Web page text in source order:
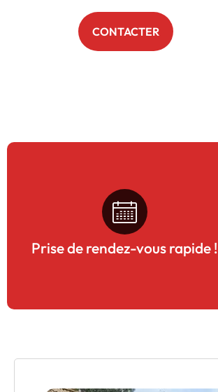
CONTACTER
Prise de rendez-vous rapide !